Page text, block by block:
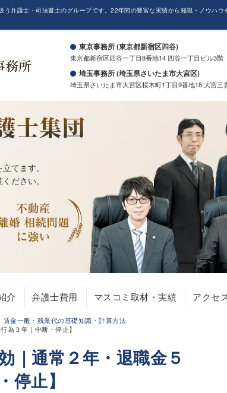
弁護士・司法書士のグループです。22年間の豊富な実績から知識・ノウハ
東京事務所 (東京都新宿区四谷)
東京都新宿区四谷一丁目8番地14 四谷一丁目ビル3階
埼玉事務所 (埼玉県さいたま市大宮区)
埼玉県さいたま市大宮区桜木町1丁目9番地18 大宮三
てます。
ださい。
介 弁護士費用 マスコミ取材・実績 アクセ
賃金一般・残業代の基礎知識・計算方法
為３年｜中断・停止】
｜通常２年・退職金５
停止】